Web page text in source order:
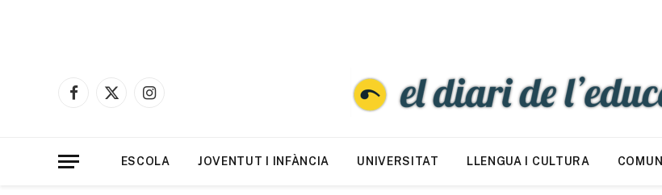
Facebook
X
Instagram
ESCOLA JOVENTUT I INFÀNCIA UNIVERSITAT LLENGUA I CULTURA